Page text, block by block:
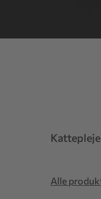
Kattepleje
Alle